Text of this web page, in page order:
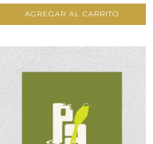
AGREGAR AL CARRITO